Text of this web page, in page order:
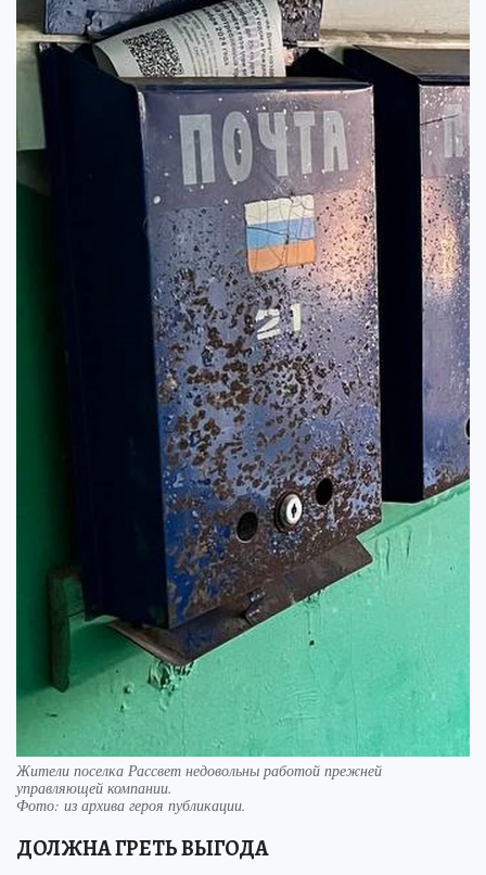
Жители поселка Рассвет недовольны работой прежней
управляющей компании.
Фото: из архива героя публикации.
ДОЛЖНА ГРЕТЬ ВЫГОДА